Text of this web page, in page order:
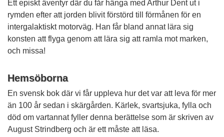
Ett episkt äventyr där du får hänga med Arthur Dent ut i
rymden efter att jorden blivit förstörd till förmånen för en
intergalaktiskt motorväg. Han får bland annat lära sig
konsten att flyga genom att lära sig att ramla mot marken,
och missa!
Hemsöborna
En svensk bok där vi får uppleva hur det var att leva för mer
än 100 år sedan i skärgården. Kärlek, svartsjuka, fylla och
död om vartannat fyller denna berättelse som är skriven av
August Strindberg och är ett måste att läsa.